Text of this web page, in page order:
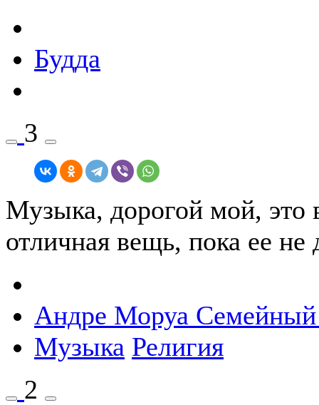
Будда
3
Музыка, дорогой мой, это
отличная вещь, пока ее
Андре Моруа Семейный
Музыка Религия
2